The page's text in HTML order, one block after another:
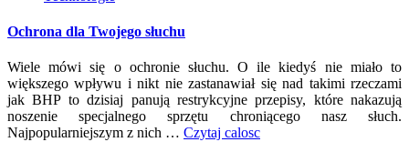
Ochrona dla Twojego słuchu
Wiele mówi się o ochronie słuchu. O ile kiedyś nie miało to
większego wpływu i nikt nie zastanawiał się nad takimi rzeczami
jak BHP to dzisiaj panują restrykcyjne przepisy, które nakazują
noszenie specjalnego sprzętu chroniącego nasz słuch.
Najpopularniejszym z nich … Czytaj calosc